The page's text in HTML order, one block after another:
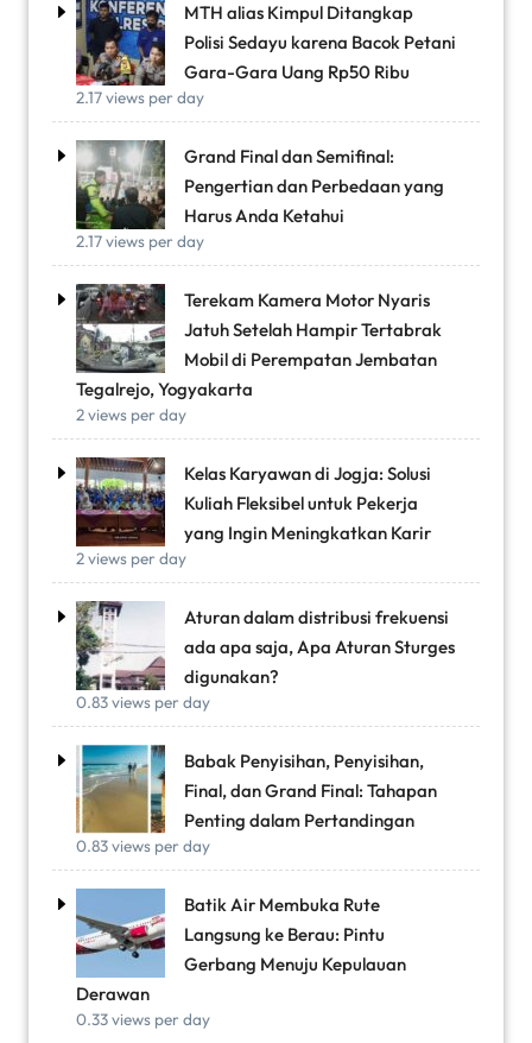
MTH alias Kimpul Ditangkap
Polisi Sedayu karena Bacok Petani
Gara-Gara Uang Rp50 Ribu
2.17 views per day
Grand Final dan Semifinal:
Pengertian dan Perbedaan yang
Harus Anda Ketahui
2.17 views per day
Terekam Kamera Motor Nyaris
Jatuh Setelah Hampir Tertabrak
Mobil di Perempatan Jembatan
Tegalrejo, Yogyakarta
2 views per day
Kelas Karyawan di Jogja: Solusi
Kuliah Fleksibel untuk Pekerja
yang Ingin Meningkatkan Karir
2 views per day
Aturan dalam distribusi frekuensi
ada apa saja, Apa Aturan Sturges
digunakan?
0.83 views per day
Babak Penyisihan, Penyisihan,
Final, dan Grand Final: Tahapan
Penting dalam Pertandingan
0.83 views per day
Batik Air Membuka Rute
Langsung ke Berau: Pintu
Gerbang Menuju Kepulauan
Derawan
0.33 views per day